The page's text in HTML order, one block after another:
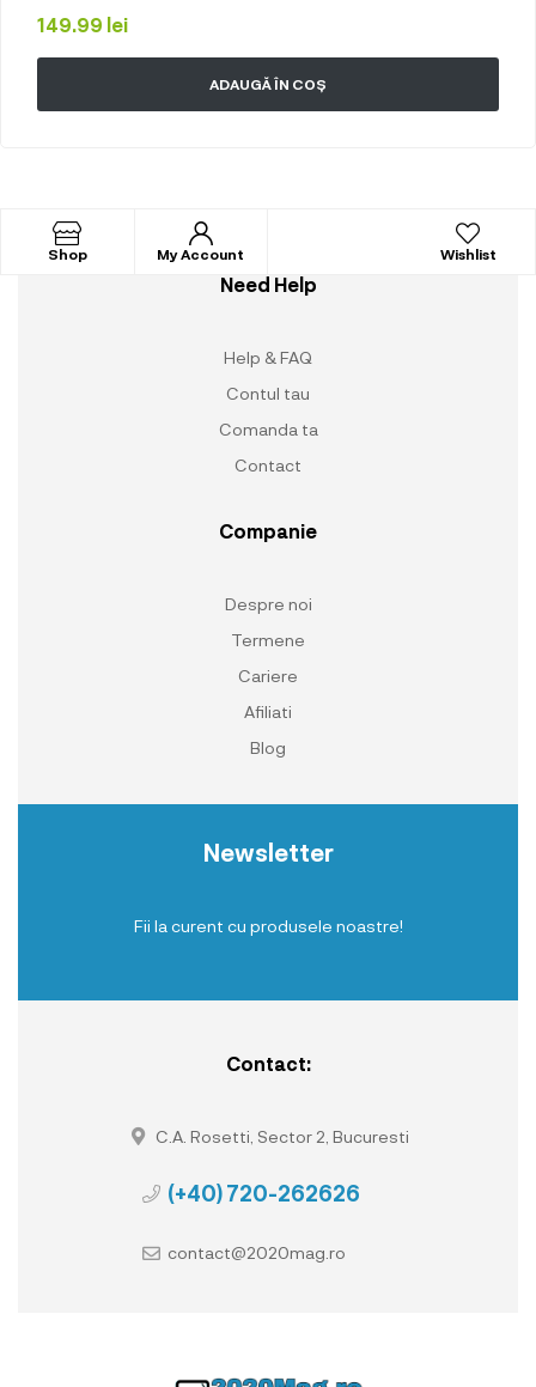
microminerale, 2000 rpm, Albastru
149.99 lei
ADAUGĂ ÎN COȘ
Shop My Account Wishlist
Need Help
Help & FAQ
Contul tau
Comanda ta
Contact
Companie
Despre noi
Termene
Cariere
Afiliati
Blog
Newsletter
Fii la curent cu produsele noastre!
Contact:
C.A. Rosetti, Sector 2, Bucuresti
(+40) 720-262626
contact@2020mag.ro